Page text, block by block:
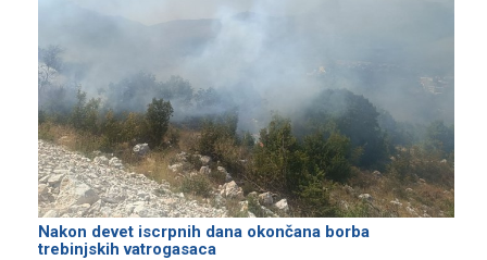
Nakon devet iscrpnih dana okončana borba
trebinjskih vatrogasaca